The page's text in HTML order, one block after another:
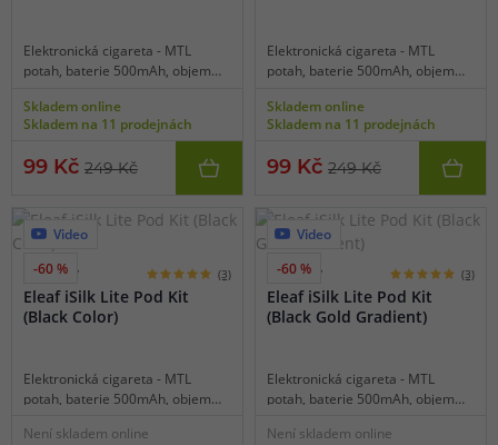
Elektronická cigareta - MTL
potah, baterie 500mAh, objem
až 10W, dobíjení USB-C,
inteligentní detekce odporu,
používání, jednoduchý model pro
Skladem online
Skladem na 11 prodejnách
99 Kč 249 Kč
Elektronická cigareta - MTL
potah, baterie 500mAh, objem
až 10W, dobíjení USB-C,
inteligentní detekce odporu,
používání, jednoduchý model pro
Skladem online
Skladem na 11 prodejnách
99 Kč 249 Kč
Video
-60 %
8 barev (3)
Eleaf iSilk Lite Pod Kit
(Black Color)
Elektronická cigareta - MTL
potah, baterie 500mAh, objem
až 10W, dobíjení USB-C,
Není skladem online
Video
-60 %
8 barev (3)
Eleaf iSilk Lite Pod Kit
(Black Gold Gradient)
Elektronická cigareta - MTL
potah, baterie 500mAh, objem
až 10W, dobíjení USB-C,
Není skladem online